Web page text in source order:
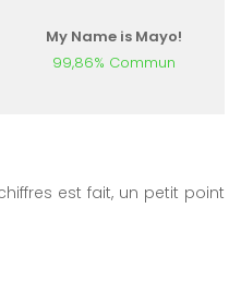
My Name is Mayo!
99,86% Commun
est fait, un petit point